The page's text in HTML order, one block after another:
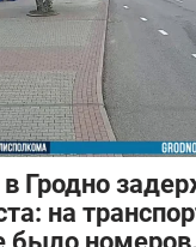
Гродно
на